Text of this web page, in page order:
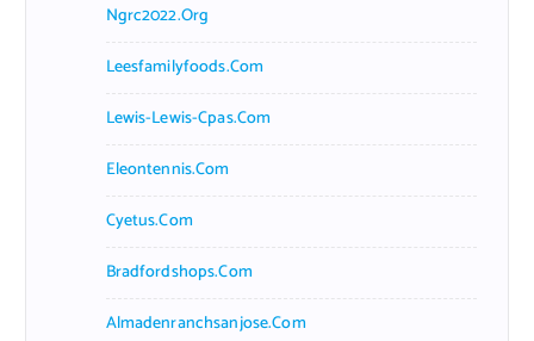
Ngrc2022.org
Leesfamilyfoods.com
Lewis-Lewis-Cpas.com
Eleontennis.com
Cyetus.com
Bradfordshops.com
Almadenranchsanjose.com